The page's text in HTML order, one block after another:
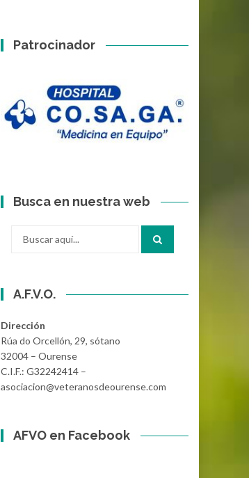
Patrocinador
Busca en nuestra web
A.F.V.O.
Dirección
Rúa do Orcellón, 29, sótano
32004 – Ourense
C.I.F.: G32242414 –
asociacion@veteranosdeourense.com
AFVO en Facebook